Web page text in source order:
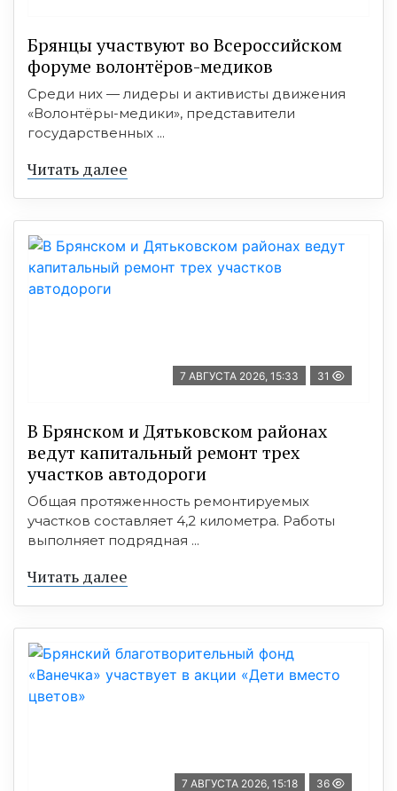
Брянцы участвуют во Всероссийском
форуме волонтёров-медиков
Среди них — лидеры и активисты движения
«Волонтёры-медики», представители
государственных ...
Читать далее
7 АВГУСТА 2026, 15:33 31
В Брянском и Дятьковском районах
ведут капитальный ремонт трех
участков автодороги
Общая протяженность ремонтируемых
участков составляет 4,2 километра. Работы
выполняет подрядная ...
Читать далее
7 АВГУСТА 2026, 15:18 36